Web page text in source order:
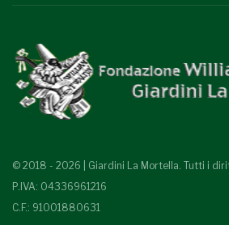
© 2018 - 2026 | Giardini La Mortella. Tutti i
P.IVA: 04336961216
C.F.: 91001880631